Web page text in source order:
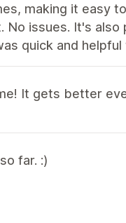
making it easy
No issues. It's
quick and
It gets better
far. :)